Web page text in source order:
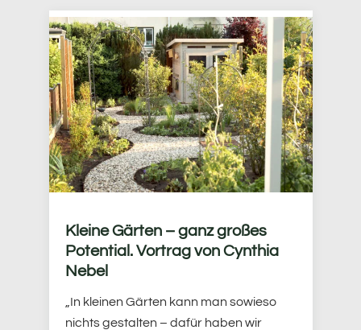
Kleine Gärten – ganz großes
Potential. Vortrag von Cynthia
Nebel
„In kleinen Gärten kann man sowieso
nichts gestalten – dafür haben wir